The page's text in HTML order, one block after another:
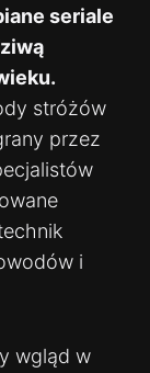
seriale
stróżów
przez
i
wgląd w